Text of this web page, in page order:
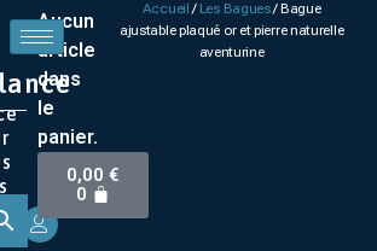
Aucun
article
dans
le
panier.
0,00€
0
Accueil/ Les Bagues/ Bague
ajustable plaqué or et pierre naturelle
aventurine